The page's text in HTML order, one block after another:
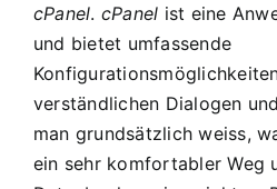
cPanel. cPanel ist eine
und bietet umfassende
verständlichen Dialogen
man grundsätzlich weiss,
ein sehr komfortabler Weg